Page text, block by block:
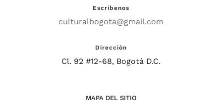
Escríbenos
culturalbogota@gmail.com
Dirección
Cl. 92 #12-68, Bogotá D.C.
MAPA DEL SITIO